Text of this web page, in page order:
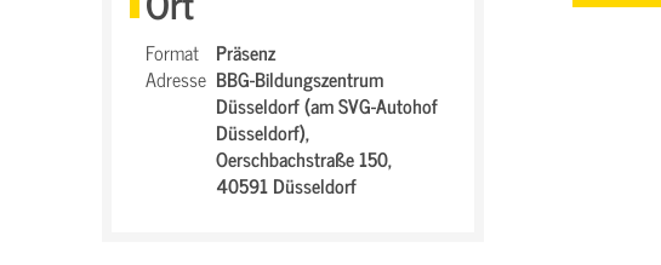
Format Präsenz
Adresse BBG-Bildungszentrum
Düsseldorf (am SVG-Autohof
Düsseldorf),
Oerschbachstraße 150,
40591 Düsseldorf